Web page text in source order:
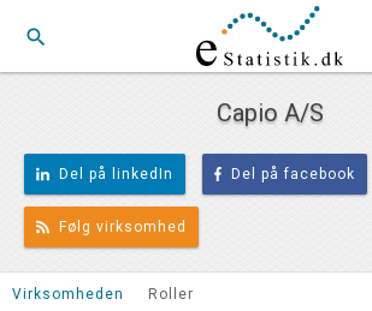
search
Capio A/S
Del på linkedIn Del på facebook
Følg virksomhed
Virksomheden Roller